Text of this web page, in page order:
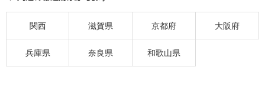
関西 滋賀県 京都府 大阪府
兵庫県 奈良県 和歌山県